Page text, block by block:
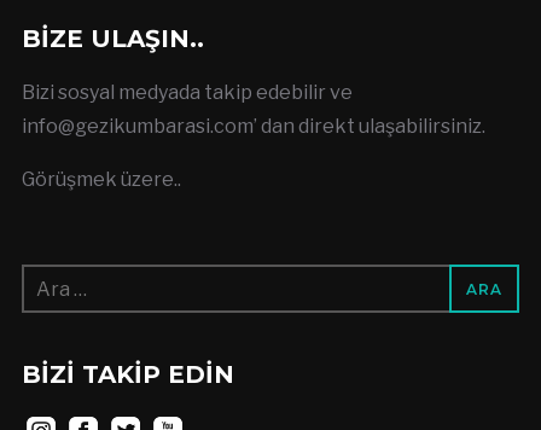
BIZE ULAŞIN..
Bizi sosyal medyada takip edebilir ve
info@gezikumbarasi.com’ dan direkt ulaşabilirsiniz.
Görüşmek üzere..
Arama:
BIZI TAKIP EDIN